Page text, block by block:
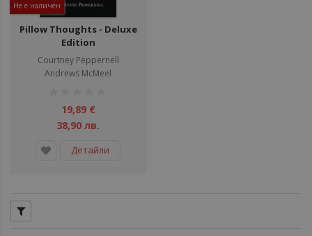
Не е наличен
Pillow Thoughts - Deluxe
Edition
Courtney Peppernell
Andrews McMeel
19,89 €
38,90 лв.
Детайли